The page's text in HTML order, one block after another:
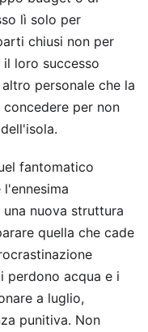
lì solo per
chiusi non per
loro successo
personale che la
per non
fantomatico
nuova struttura
quella che cade
perdono acqua e i
a luglio,
punitiva. Non